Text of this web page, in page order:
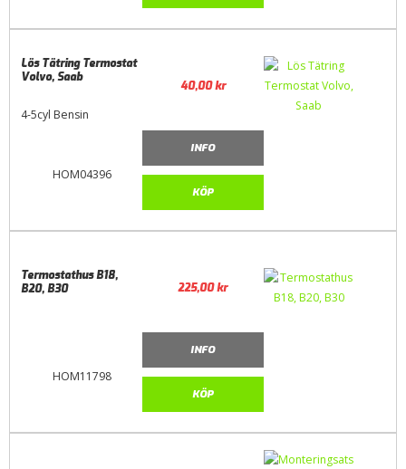
HOM04396
Lös Tätring Termostat
Volvo, Saab
4-5cyl Bensin
40,00kr
INFO
KÖP
HOM11798
Termostathus B18,
B20, B30
225,00kr
INFO
KÖP